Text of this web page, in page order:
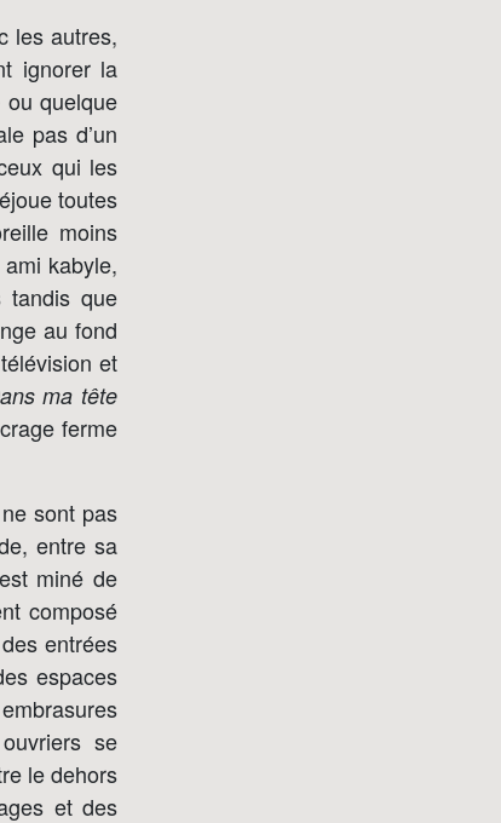
les autres,
ignorer la
quelque
pas d’un
qui les
toutes
moins
kabyle,
tandis que
au fond
et
ma tête
ferme
sont pas
entre sa
miné de
composé
entrées
espaces
se
le dehors
et des